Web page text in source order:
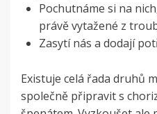
Pochutnáme si na
právě vytažené z
Zasytí nás a dodají
Existuje celá řada druhů
společně připravit s